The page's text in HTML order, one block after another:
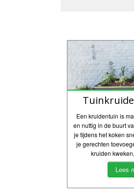
Een kruidentuin is
en nuttig in de buurt
je tijdens het koken
je gerechten
kruiden
Lees